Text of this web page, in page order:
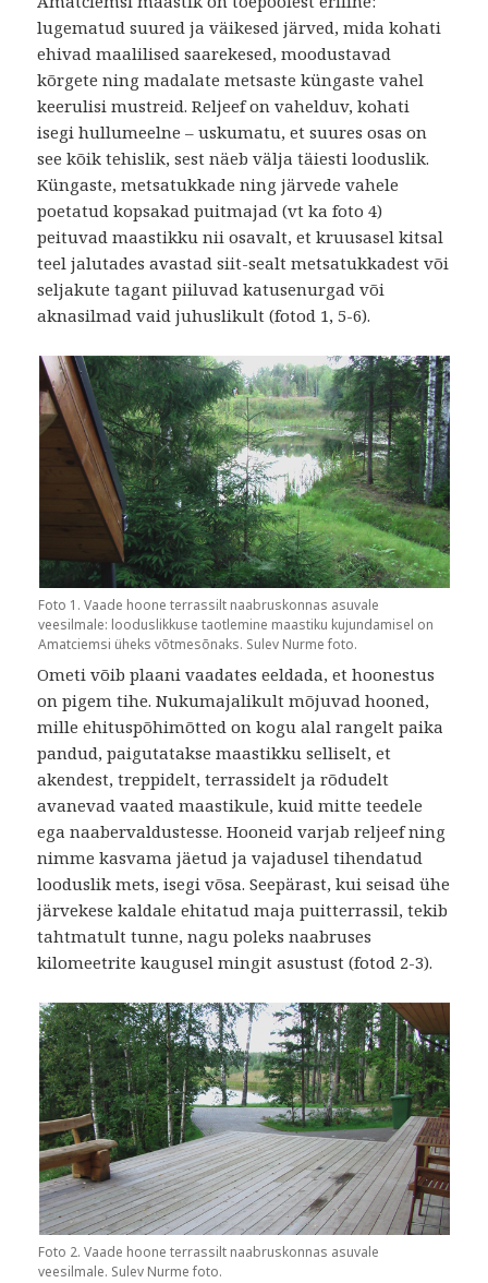
lugematud suured ja väikesed järved, mida kohati
ehivad maalilised saarekesed, moodustavad
kõrgete ning madalate metsaste küngaste vahel
keerulisi mustreid. Reljeef on vahelduv, kohati
isegi hullumeelne – uskumatu, et suures osas on
see kõik tehislik, sest näeb välja täiesti looduslik.
Küngaste, metsatukkade ning järvede vahele
poetatud kopsakad puitmajad (vt ka foto 4)
peituvad maastikku nii osavalt, et kruusasel kitsal
teel jalutades avastad siit-sealt metsatukkadest või
seljakute tagant piiluvad katusenurgad või
aknasilmad vaid juhuslikult (fotod 1, 5-6).
Foto 1. Vaade hoone terrassilt naabruskonnas asuvale
veesilmale: looduslikkuse taotlemine maastiku kujundamisel on
Amatciemsi üheks võtmesõnaks. Sulev Nurme foto.
Ometi võib plaani vaadates eeldada, et hoonestus
on pigem tihe. Nukumajalikult mõjuvad hooned,
mille ehituspõhimõtted on kogu alal rangelt paika
pandud, paigutatakse maastikku selliselt, et
akendest, treppidelt, terrassidelt ja rõdudelt
avanevad vaated maastikule, kuid mitte teedele
ega naabervaldustesse. Hooneid varjab reljeef ning
nimme kasvama jäetud ja vajadusel tihendatud
looduslik mets, isegi võsa. Seepärast, kui seisad ühe
järvekese kaldale ehitatud maja puitterrassil, tekib
tahtmatult tunne, nagu poleks naabruses
kilomeetrite kaugusel mingit asustust (fotod 2-3).
Foto 2. Vaade hoone terrassilt naabruskonnas asuvale
veesilmale. Sulev Nurme foto.